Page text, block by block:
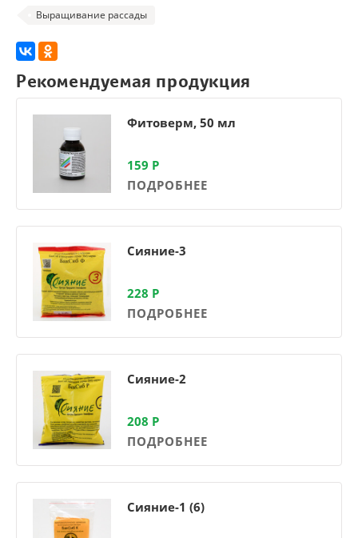
Выращивание рассады
Рекомендуемая продукция
Фитоверм, 50 мл
159 Р
ПОДРОБНЕЕ
Сияние-3
228 Р
ПОДРОБНЕЕ
Сияние-2
208 Р
ПОДРОБНЕЕ
Сияние-1 (6)